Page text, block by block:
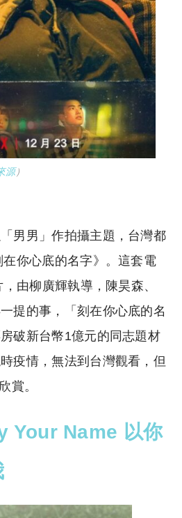
源）
男男」作拍攝主題，台灣都
你心底的名字》。這套電
由柳廣輝執導，陳昊森、
提的事，「刻在你心底的名
破新台幣1億元的同志題材
疫情，無法到台灣觀看，但
賞。
Your Name 以你